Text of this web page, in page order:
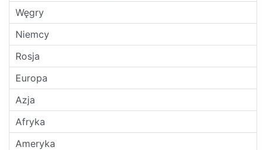
Węgry
Niemcy
Rosja
Europa
Azja
Afryka
Ameryka